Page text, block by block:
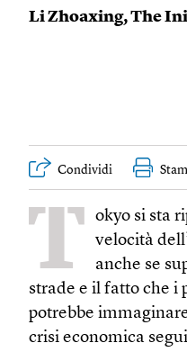
Li Zhoaxing,The
Condividi
T
okyo si sta
velocità
anche se
strade e il fatto che i
potrebbe
crisi economica